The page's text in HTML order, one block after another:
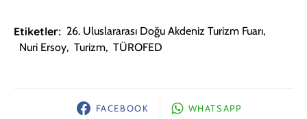
Etiketler: 26. Uluslararası Doğu Akdeniz Turizm Fuarı,
Nuri Ersoy, Turizm, TÜROFED
FACEBOOK WHATSAPP